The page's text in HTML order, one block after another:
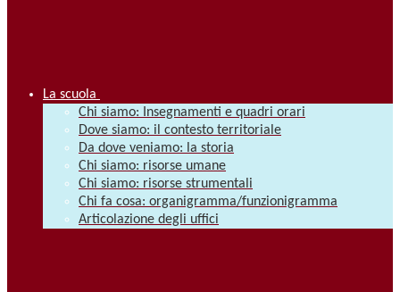
La scuola
Chi siamo: Insegnamenti e quadri orari
Dove siamo: il contesto territoriale
Da dove veniamo: la storia
Chi siamo: risorse umane
Chi siamo: risorse strumentali
Chi fa cosa: organigramma/funzionigramma
Articolazione degli uffici